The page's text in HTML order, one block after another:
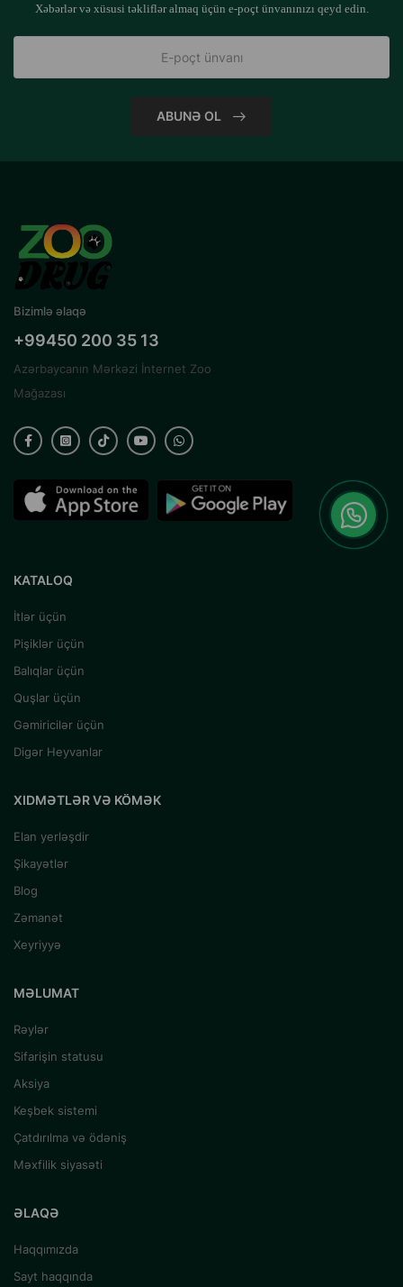
Xəbərlər və xüsusi təkliflər almaq üçün e-poçt ünvanınızı qeyd edin.
ABUNƏ OL
Bizimlə əlaqə
+99450 200 35 13
Azərbaycanın Mərkəzi İnternet Zoo
Mağazası
KATALOQ
İtlər üçün
Pişiklər üçün
Balıqlar üçün
Quşlar üçün
Gəmiricilər üçün
Digər Heyvanlar
XIDMƏTLƏR VƏ KÖMƏK
Elan yerləşdir
Şikayətlər
Blog
Zəmanət
Xeyriyyə
MƏLUMAT
Rəylər
Sifarişin statusu
Aksiya
Keşbek sistemi
Çatdırılma və ödəniş
Məxfilik siyasəti
ƏLAQƏ
Haqqımızda
Sayt haqqında